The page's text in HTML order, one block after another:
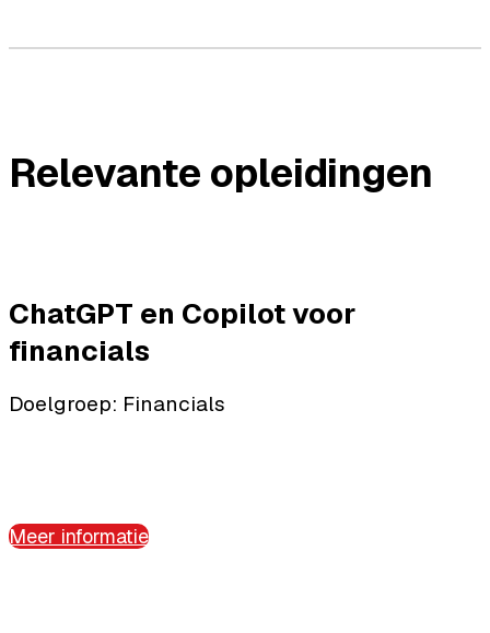
Relevante opleidingen
ChatGPT en Copilot voor
financials
Doelgroep: Financials
Meer informatie